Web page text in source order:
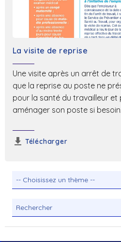
La visite de reprise
Une visite après un arrêt de
que la reprise au poste ne
pour la santé du travailleur
aménager son poste si besoin.
Télécharger